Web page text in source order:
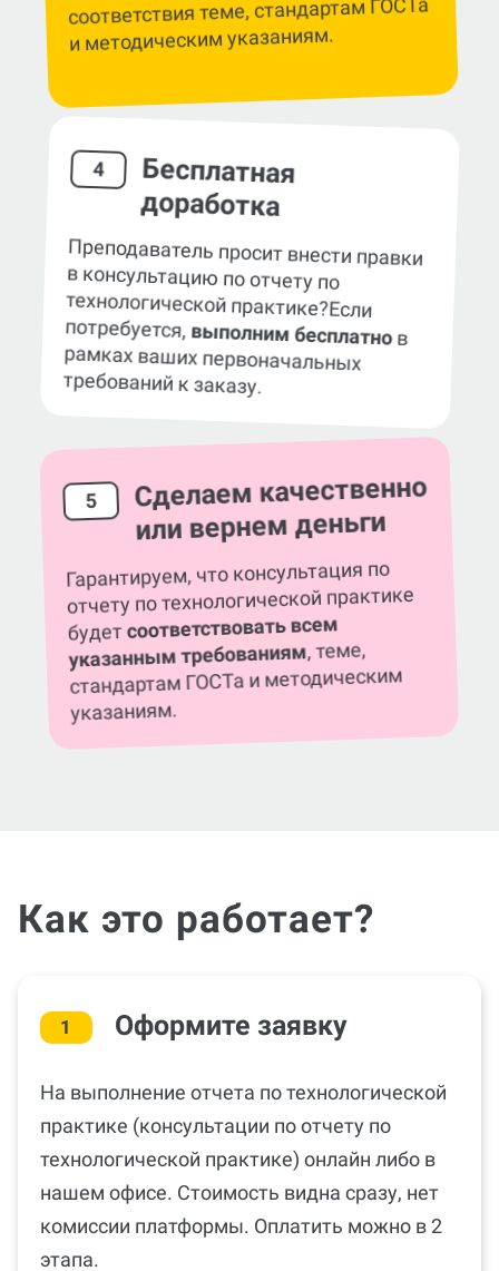
соответствия теме, стандартам ГОСТа
и методическим указаниям.
4 Бесплатная
доработка
Преподаватель просит внести правки
в консультацию по отчету по
технологической практике?Если
потребуется, выполним бесплатнов
рамках ваших первоначальных
требований к заказу.
5 Сделаем качественно
или вернем деньги
Гарантируем, что консультация по
отчету по технологической практике
будетсоответствовать всем
указанным требованиям , теме,
стандартам ГОСТа и методическим
указаниям.
Как это работает?
1 Оформите заявку
На выполнение отчета по технологической
практике (консультации по отчету по
технологической практике) онлайн либо в
нашем офисе. Стоимость видна сразу, нет
комиссии платформы. Оплатить можно в 2
этапа.